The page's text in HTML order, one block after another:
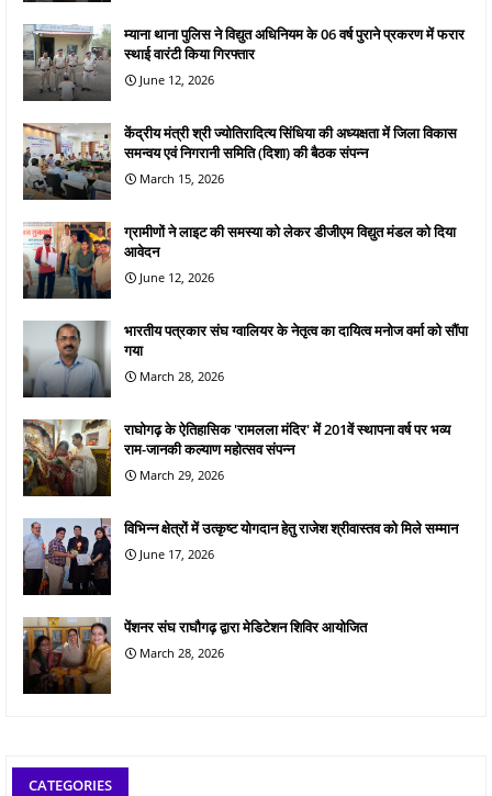
म्याना थाना पुलिस ने विद्युत अधिनियम के 06 वर्ष पुराने प्रकरण में फरार
स्थाई वारंटी किया गिरफ्तार
June 12, 2026
केंद्रीय मंत्री श्री ज्योतिरादित्य सिंधिया की अध्यक्षता में जिला विकास
समन्वय एवं निगरानी समिति (दिशा) की बैठक संपन्न
March 15, 2026
ग्रामीणों ने लाइट की समस्या को लेकर डीजीएम विद्युत मंडल को दिया
आवेदन
June 12, 2026
भारतीय पत्रकार संघ ग्वालियर के नेतृत्व का दायित्व मनोज वर्मा को सौंपा
गया
March 28, 2026
राघोगढ़ के ऐतिहासिक 'रामलला मंदिर' में 201वें स्थापना वर्ष पर भव्य
राम-जानकी कल्याण महोत्सव संपन्न
March 29, 2026
विभिन्न क्षेत्रों में उत्कृष्ट योगदान हेतु राजेश श्रीवास्तव को मिले सम्मान
June 17, 2026
पेंशनर संघ राघौगढ़ द्वारा मेडिटेशन शिविर आयोजित
March 28, 2026
CATEGORIES